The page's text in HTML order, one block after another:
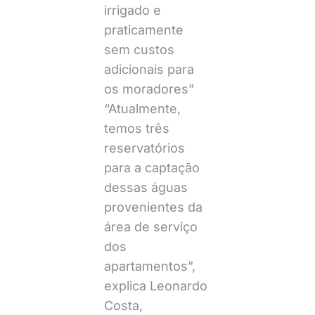
irrigado e
praticamente
sem custos
adicionais para
os moradores”
“Atualmente,
temos três
reservatórios
para a captação
dessas águas
provenientes da
área de serviço
dos
apartamentos”,
explica Leonardo
Costa,